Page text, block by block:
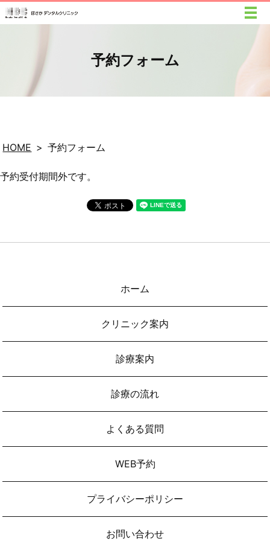
予約フォーム
HOME 予約フォーム
予約受付期間外です。
ホーム
クリニック案内
診療案内
診療の流れ
よくある質問
WEB予約
プライバシーポリシー
お問い合わせ